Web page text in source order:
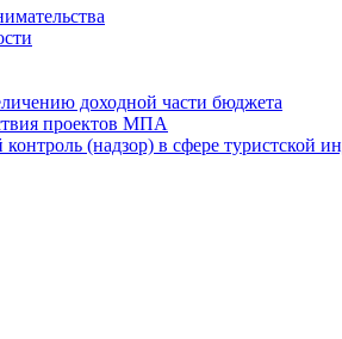
доходной части бюджета
проектов МПА
(надзор) в сфере туристской